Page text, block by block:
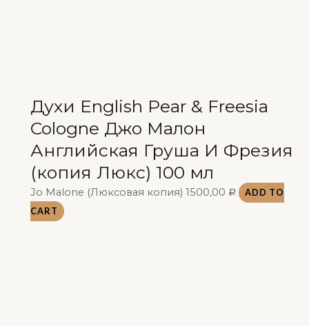
Духи English Pear & Freesia
Cologne Джо Малон
Английская Груша И Фрезия
(копия Люкс) 100 мл
Jo Malone (Люксовая копия) 1500,00 Р
ADD TO
CART